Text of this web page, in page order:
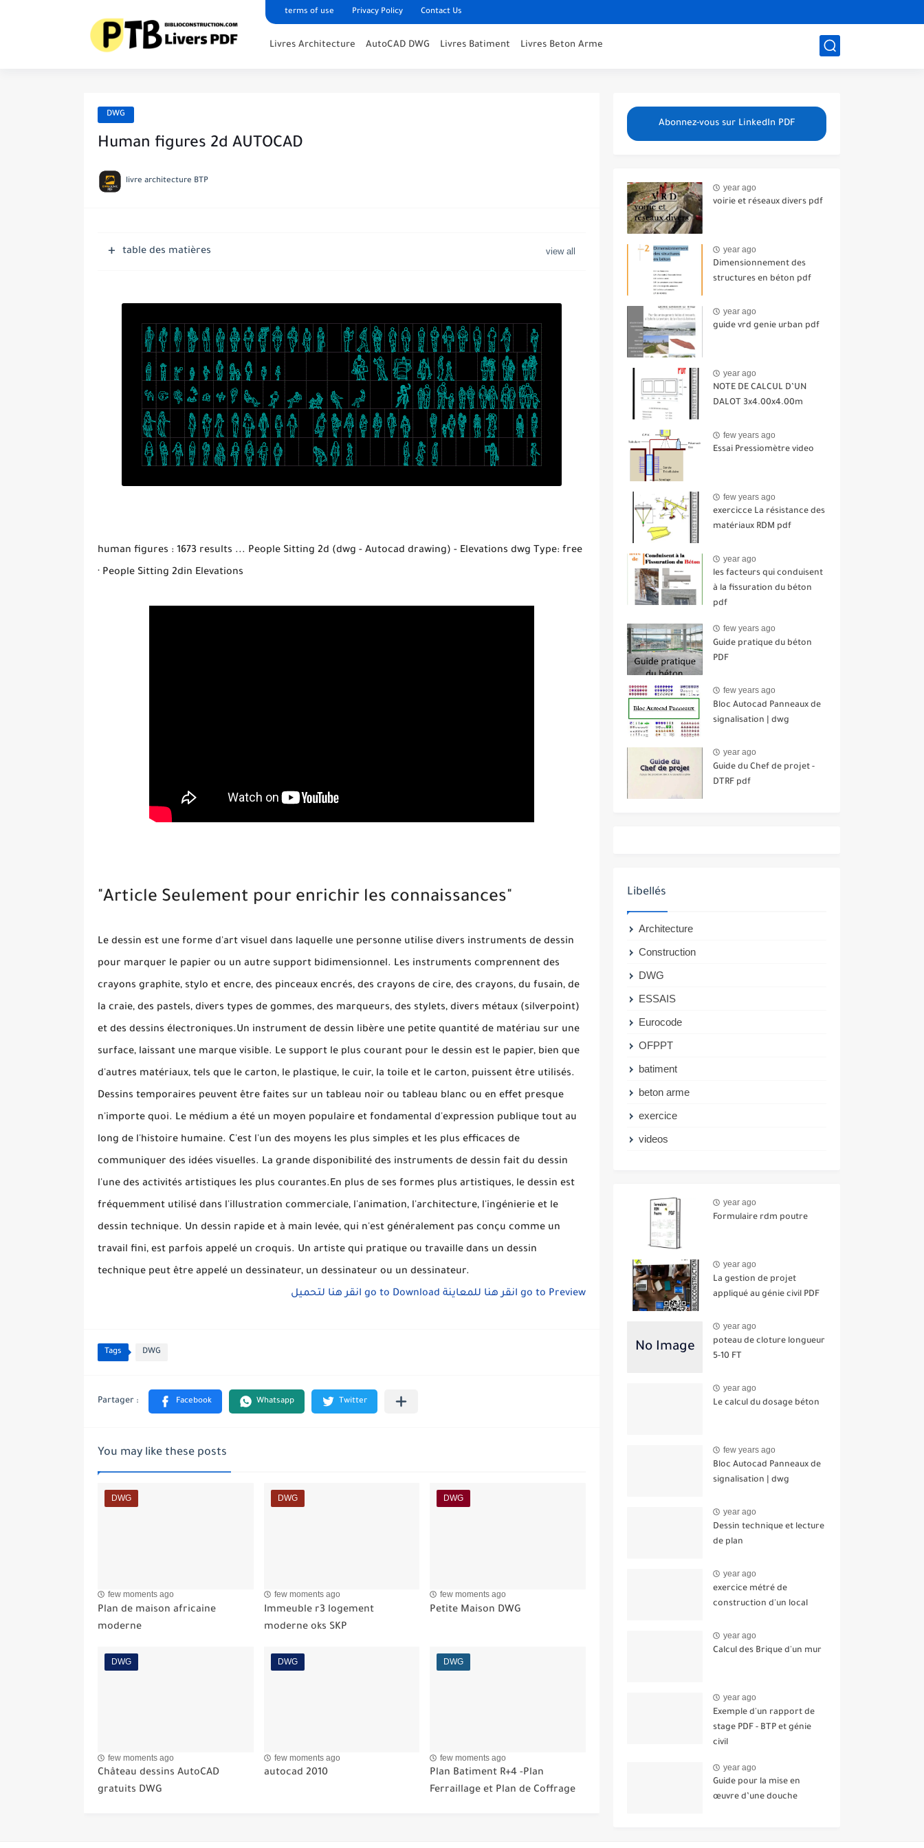
terms of use Privacy Policy Contact Us
Livres Architecture AutoCAD DWG Livres Batiment Livres Beton Arme
DWG
Human figures 2d AUTOCAD
livre architecture BTP
table des matières
human figures : 1673 results ... People Sitting 2d (dwg - Autocad drawing) - Elevations dwg Type: free
· People Sitting 2din Elevations
"Article Seulement pour enrichir les connaissances"
Le dessin est une forme d'art visuel dans laquelle une personne utilise divers instruments de dessin
pour marquer le papier ou un autre support bidimensionnel. Les instruments comprennent des
crayons graphite, stylo et encre, des pinceaux encrés, des crayons de cire, des crayons, du fusain, de
la craie, des pastels, divers types de gommes, des marqueurs, des stylets, divers métaux (silverpoint)
et des dessins électroniques.Un instrument de dessin libère une petite quantité de matériau sur une
surface, laissant une marque visible. Le support le plus courant pour le dessin est le papier, bien que
d'autres matériaux, tels que le carton, le plastique, le cuir, la toile et le carton, puissent être utilisés.
Dessins temporaires peuvent être faites sur un tableau noir ou tableau blanc ou en effet presque
n'importe quoi. Le médium a été un moyen populaire et fondamental d'expression publique tout au
long de l'histoire humaine. C'est l'un des moyens les plus simples et les plus efficaces de
communiquer des idées visuelles. La grande disponibilité des instruments de dessin fait du dessin
l'une des activités artistiques les plus courantes.En plus de ses formes plus artistiques, le dessin est
fréquemment utilisé dans l'illustration commerciale, l'animation, l'architecture, l'ingénierie et le
dessin technique. Un dessin rapide et à main levée, qui n'est généralement pas conçu comme un
travail fini, est parfois appelé un croquis. Un artiste qui pratique ou travaille dans un dessin
technique peut être appelé un dessinateur, un dessinateur ou un dessinateur.
go to Preview انقر هنا للمعاينة go to Download انقر هنا لتحميل
Tags DWG
You may like these posts
DWG
few moments ago
Plan de maison africaine
moderne
DWG
few moments ago
Immeuble r3 logement
moderne oks SKP
DWG
few moments ago
Petite Maison DWG
DWG
few moments ago
Château dessins AutoCAD
gratuits DWG
DWG
few moments ago
autocad 2010
DWG
few moments ago
Plan Batiment R+4 -Plan
Ferraillage et Plan de Coffrage
Abonnez-vous sur LinkedIn PDF
year ago
voirie et réseaux divers pdf
year ago
Dimensionnement des
structures en béton pdf
year ago
guide vrd genie urban pdf
year ago
NOTE DE CALCUL D’UN
DALOT 3x4.00x4.00m
few years ago
Essai Pressiomètre video
few years ago
exercicce La résistance des
matériaux RDM pdf
year ago
les facteurs qui conduisent
à la fissuration du béton
pdf
few years ago
Guide pratique du béton
PDF
few years ago
Bloc Autocad Panneaux de
signalisation | dwg
year ago
Guide du Chef de projet -
DTRF pdf
Libellés
Architecture
Construction
DWG
ESSAIS
Eurocode
OFPPT
batiment
beton arme
exercice
videos
year ago
Formulaire rdm poutre
year ago
La gestion de projet
appliqué au génie civil PDF
year ago
poteau de cloture longueur
5-10 FT
year ago
Le calcul du dosage béton
few years ago
Bloc Autocad Panneaux de
signalisation | dwg
year ago
Dessin technique et lecture
de plan
year ago
exercice métré de
construction d'un local
year ago
Calcul des Brique d'un mur
year ago
Exemple d'un rapport de
stage PDF - BTP et génie
civil
year ago
Guide pour la mise en
œuvre d’une douche